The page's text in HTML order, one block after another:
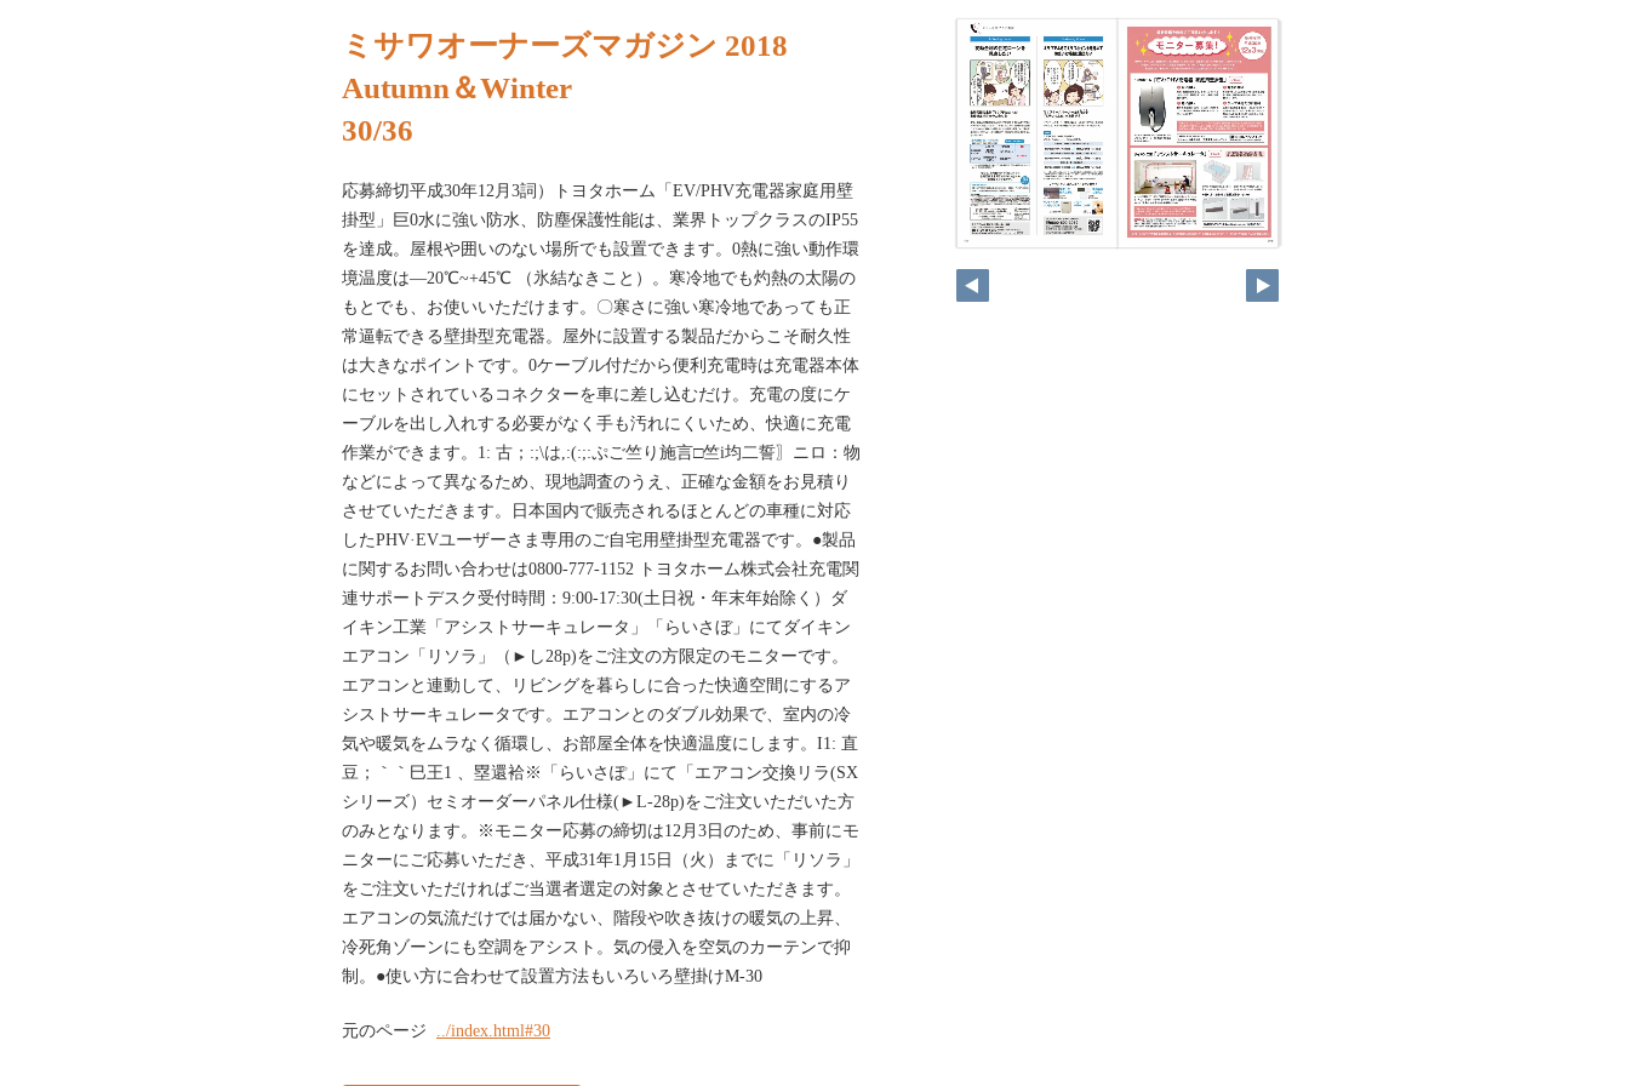
ミサワオーナーズマガジン 2018
Autumn＆Winter
30/36
応募締切平成30年12月3詞）トヨタホーム「EV/PHV充電器家庭用壁
掛型」巨0水に強い防水、防塵保護性能は、業界トップクラスのIP55
を達成。屋根や囲いのない場所でも設置できます。0熱に強い動作環
境温度は—20℃~+45℃ （氷結なきこと）。寒冷地でも灼熱の太陽の
もとでも、お使いいただけます。〇寒さに強い寒冷地であっても正
常逼転できる壁掛型充電器。屋外に設置する製品だからこそ耐久性
は大きなポイントです。0ケーブル付だから便利充電時は充電器本体
にセットされているコネクターを車に差し込むだけ。充電の度にケ
ーブルを出し入れする必要がなく手も汚れにくいため、快適に充電
作業ができます。1: 古；:;\は,:(:;:ぷご竺り施言□竺i均二誓〗ニロ：物
などによって異なるため、現地調査のうえ、正確な金額をお見積り
させていただきます。日本国内で販売されるほとんどの車種に対応
したPHV·EVユーザーさま専用のご自宅用壁掛型充電器です。●製品
に関するお問い合わせは0800-777-1152 トヨタホーム株式会社充電関
連サポートデスク受付時間：9:00-17:30(土日祝・年末年始除く）ダ
イキン工業「アシストサーキュレータ」「らいさぼ」にてダイキン
エアコン「リソラ」（►し28p)をご注文の方限定のモニターです。
エアコンと連動して、リビングを暮らしに合った快適空間にするア
シストサーキュレータです。エアコンとのダブル効果で、室内の冷
気や暖気をムラなく循環し、お部屋全体を快適温度にします。I1: 直
豆；｀｀巳王1 、塁還袷※「らいさぽ」にて「エアコン交換リラ(SX
シリーズ）セミオーダーパネル仕様(►L-28p)をご注文いただいた方
のみとなります。※モニター応募の締切は12月3日のため、事前にモ
ニターにご応募いただき、平成31年1月15日（火）までに「リソラ」
をご注文いただければご当選者選定の対象とさせていただきます。
エアコンの気流だけでは届かない、階段や吹き抜けの暖気の上昇、
冷死角ゾーンにも空調をアシスト。気の侵入を空気のカーテンで抑
制。●使い方に合わせて設置方法もいろいろ壁掛けM-30
元のページ ../index.html#30